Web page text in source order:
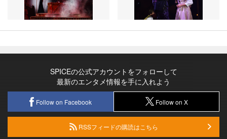
SPICEの公式アカウントをフォローして
最新のエンタメ情報を手に入れよう
Follow on Facebook Follow on X
RSSフィードの購読はこちら